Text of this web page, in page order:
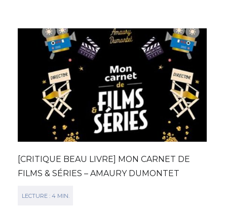
[CRITIQUE BEAU LIVRE] MON CARNET DE
FILMS & SÉRIES – AMAURY DUMONTET